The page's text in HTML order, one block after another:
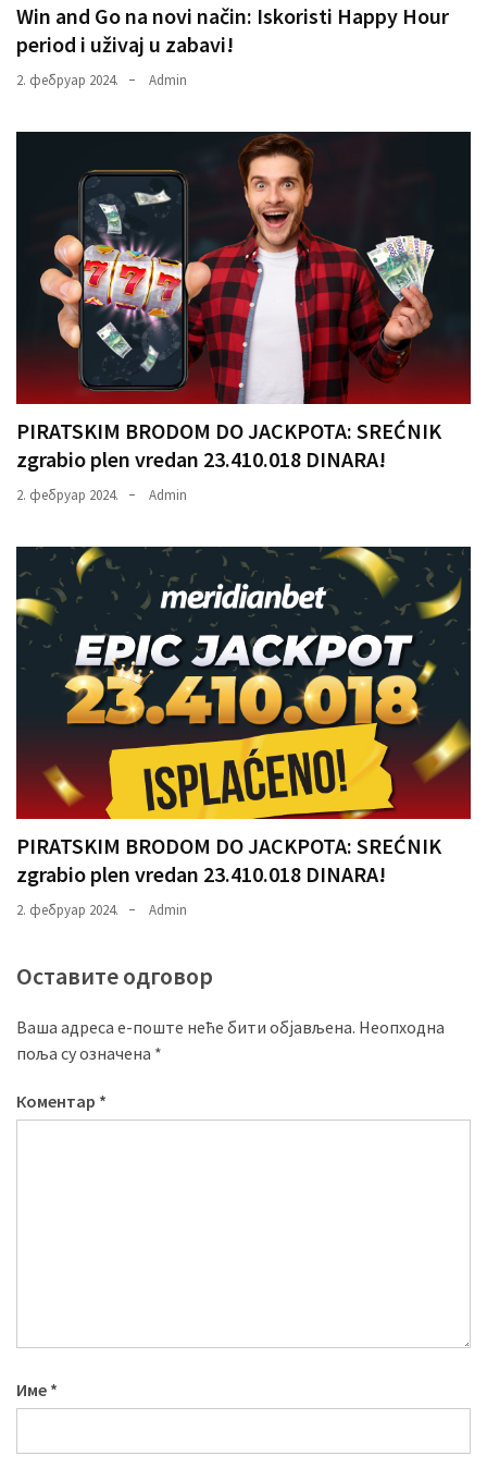
Win and Go na novi način: Iskoristi Happy Hour
period i uživaj u zabavi!
2. фебруар 2024. Admin
PIRATSKIM BRODOM DO JACKPOTA: SREĆNIK
zgrabio plen vredan 23.410.018 DINARA!
2. фебруар 2024. Admin
PIRATSKIM BRODOM DO JACKPOTA: SREĆNIK
zgrabio plen vredan 23.410.018 DINARA!
2. фебруар 2024. Admin
Оставите одговор
Ваша адреса е-поште неће бити објављена. Неопходна
поља су означена *
Коментар *
Име *